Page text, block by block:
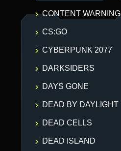
CONTENT WARNING
CS:GO
CYBERPUNK 2077
DARKSIDERS
DAYS GONE
DEAD BY DAYLIGHT
DEAD CELLS
DEAD ISLAND